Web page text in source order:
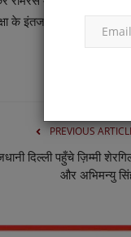
के इंतजाम अधिक चाक
PREVIOUS
दिल्ली पहुँचे ज़िम्मी
और अभिमन्यु